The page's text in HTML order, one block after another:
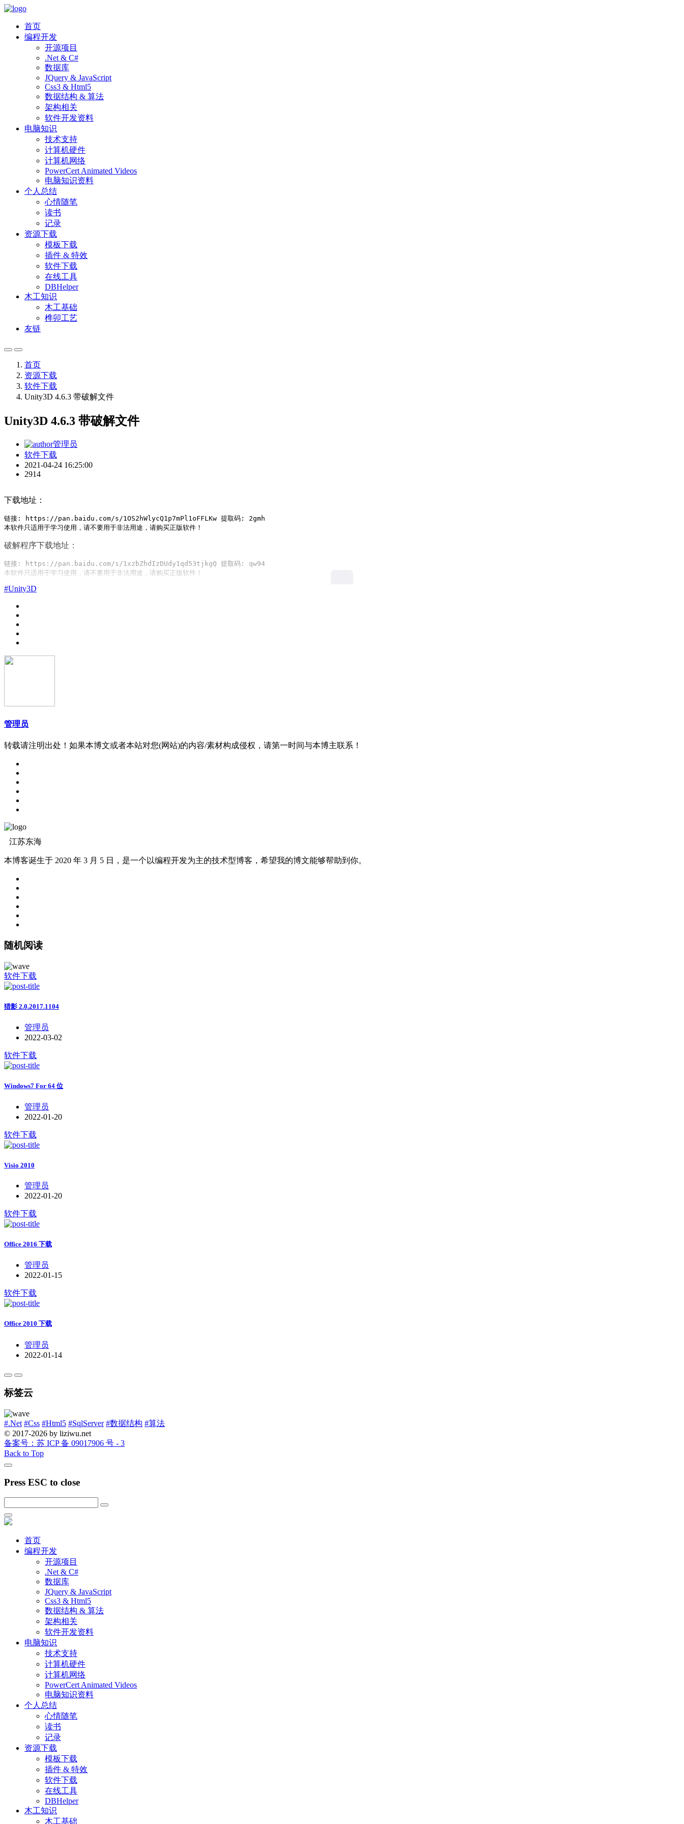
首页
编程开发
开源项目
.Net & C#
数据库
JQuery & JavaScript
Css3 & Html5
数据结构 & 算法
架构相关
软件开发资料
电脑知识
技术支持
计算机硬件
计算机网络
PowerCert Animated Videos
电脑知识资料
个人总结
心情随笔
读书
记录
资源下载
模板下载
插件 & 特效
软件下载
在线工具
DBHelper
木工知识
木工基础
榫卯工艺
友链
首页
资源下载
软件下载
Unity3D 4.6.3 带破解文件
Unity3D 4.6.3 带破解文件
管理员
软件下载
2021-04-24 16:25:00
2914
下载地址：
链接: https://pan.baidu.com/s/1OS2hWlycQ1p7mPl1oFFLKw 提取码: 2gmh
本软件只适用于学习使用，请不要用于非法用途，请购买正版软件！
破解程序下载地址：
链接: https://pan.baidu.com/s/1xzbZhdIzDUdy1qd53tjkgQ 提取码: qw94
本软件只适用于学习使用，请不要用于非法用途，请购买正版软件！
#Unity3D
管理员
转载请注明出处！如果本博文或者本站对您(网站)的内容/素材构成侵权，请第一时间与本博主联系！
江苏东海
本博客诞生于 2020 年 3 月 5 日，是一个以编程开发为主的技术型博客，希望我的博文能够帮助到你。
随机阅读
软件下载
猎影 2.0.2017.1104
管理员
2022-03-02
软件下载
Windows7 For 64 位
管理员
2022-01-20
软件下载
Visio 2010
管理员
2022-01-20
软件下载
Office 2016 下载
管理员
2022-01-15
软件下载
Office 2010 下载
管理员
2022-01-14
标签云
#.Net #Css #Html5 #SqlServer #数据结构 #算法
© 2017-2026 by liziwu.net
备案号：苏 ICP 备 09017906 号 - 3
Back to Top
Press ESC to close
首页
编程开发
开源项目
.Net & C#
数据库
JQuery & JavaScript
Css3 & Html5
数据结构 & 算法
架构相关
软件开发资料
电脑知识
技术支持
计算机硬件
计算机网络
PowerCert Animated Videos
电脑知识资料
个人总结
心情随笔
读书
记录
资源下载
模板下载
插件 & 特效
软件下载
在线工具
DBHelper
木工知识
木工基础